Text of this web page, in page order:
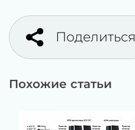
Поделиться
Похожие статьи